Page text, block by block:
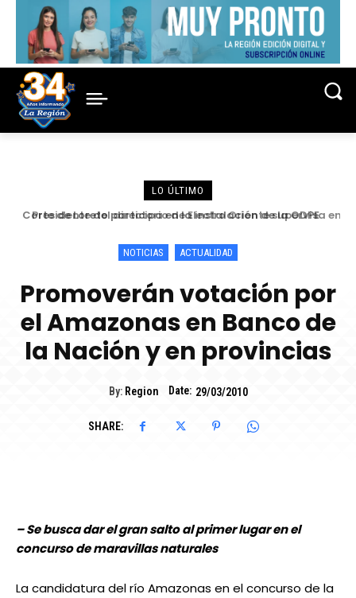
LO ÚLTIMO
Presidente del directorio de Electro Oriente supervisa en
servicio eléctrico
NOTICIAS ACTUALIDAD
Promoverán votación por
el Amazonas en Banco de
la Nación y en provincias
By: Region Date: 29/03/2010
SHARE:
– Se busca dar el gran salto al primer lugar en el
concurso de maravillas naturales
La candidatura del río Amazonas en el concurso de la